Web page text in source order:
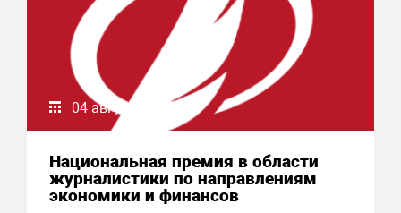
04 августа 2026
Национальная премия в области
журналистики по направлениям
экономики и финансов